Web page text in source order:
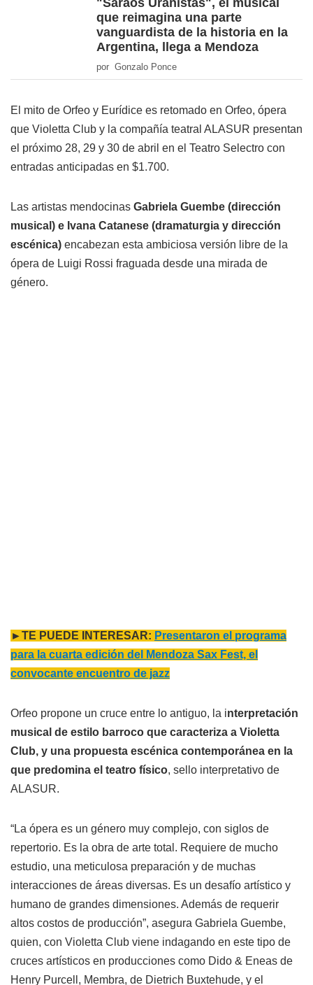
"Saraos Uranistas", el musical
que reimagina una parte
vanguardista de la historia en la
Argentina, llega a Mendoza
por Gonzalo Ponce
El mito de Orfeo y Eurídice es retomado en Orfeo, ópera
que Violetta Club y la compañía teatral ALASUR presentan
el próximo 28, 29 y 30 de abril en el Teatro Selectro con
entradas anticipadas en $1.700.
Las artistas mendocinas Gabriela Guembe (dirección
musical) e Ivana Catanese (dramaturgia y dirección
escénica) encabezan esta ambiciosa versión libre de la
ópera de Luigi Rossi fraguada desde una mirada de
género.
►TE PUEDE INTERESAR: Presentaron el programa
para la cuarta edición del Mendoza Sax Fest, el
convocante encuentro de jazz
Orfeo propone un cruce entre lo antiguo, la interpretación
musical de estilo barroco que caracteriza a Violetta
Club, y una propuesta escénica contemporánea en la
que predomina el teatro físico, sello interpretativo de
ALASUR.
“La ópera es un género muy complejo, con siglos de
repertorio. Es la obra de arte total. Requiere de mucho
estudio, una meticulosa preparación y de muchas
interacciones de áreas diversas. Es un desafío artístico y
humano de grandes dimensiones. Además de requerir
altos costos de producción”, asegura Gabriela Guembe,
quien, con Violetta Club viene indagando en este tipo de
cruces artísticos en producciones como Dido & Eneas de
Henry Purcell, Membra, de Dietrich Buxtehude, y el